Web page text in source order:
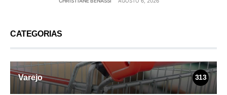
CATEGORIAS
Varejo 313